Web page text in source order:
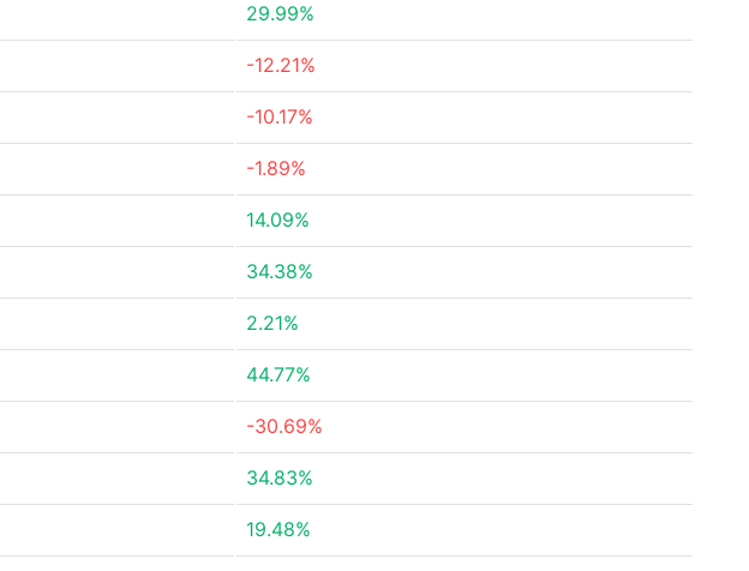
29.99%
-12.21%
-10.17%
-1.89%
14.09%
34.38%
2.21%
44.77%
-30.69%
34.83%
19.48%